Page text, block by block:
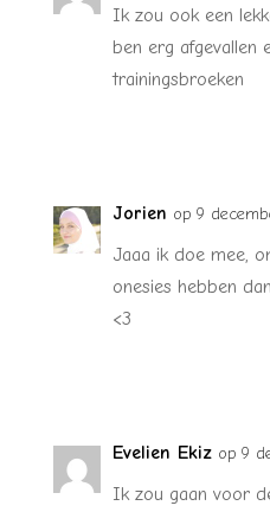
Ik zou ook een
ben erg afgevallen
trainingsbroeken
Jorien op 9
Jaaa ik doe mee,
onesies hebben
<3
Evelien Ekiz op 9
Ik zou gaan voor